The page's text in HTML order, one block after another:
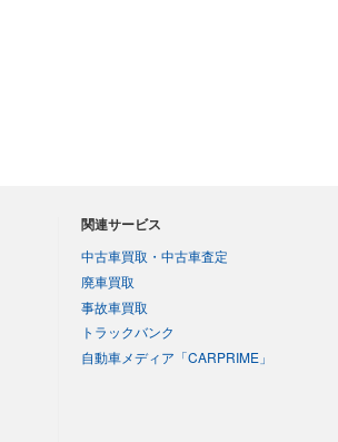
関連サービス
中古車買取・中古車査定
廃車買取
事故車買取
トラックバンク
自動車メディア「CARPRIME」